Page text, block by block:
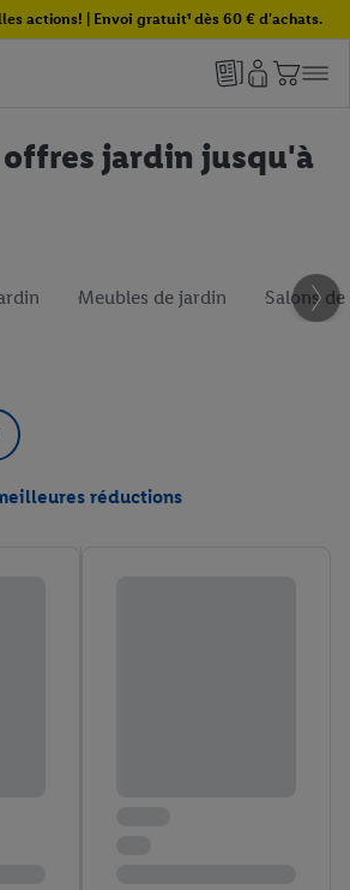
actions! | Envoi gratuit¹ dès 60 € d'achats.
offres jardin jusqu'à
Meubles de jardin Salons
réductions